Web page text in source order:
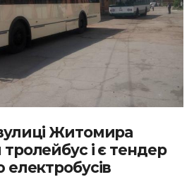
Житомира
і є тендер
електробусів